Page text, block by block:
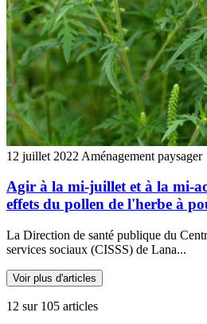
12 juillet 2022 Aménagement paysager
Agir à la mi-juillet et à la mi-
effets du pollen de l'herbe à
La Direction de santé publique du
services sociaux (CISSS) de Lana...
Voir plus d'articles
12 sur 105 articles